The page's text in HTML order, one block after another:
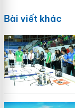
Bài viết khác